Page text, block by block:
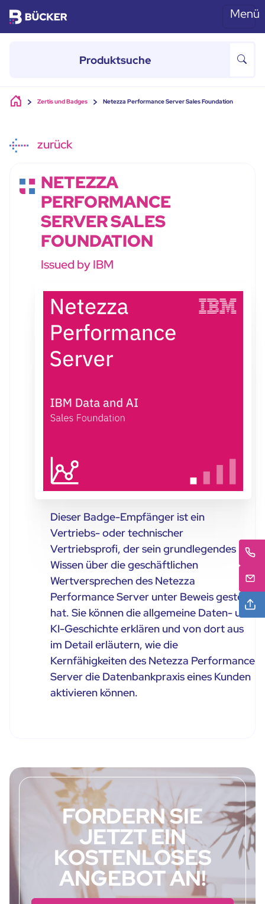
Skip to main content Menü
Zertis und Badges Netezza Performance Server Sales Foundation
zurück
NETEZZA
PERFORMANCE
SERVER SALES
FOUNDATION
Issued by IBM
Dieser Badge-Empfänger ist ein
Vertriebs- oder technischer
Vertriebsprofi, der sein grundlegendes
Wissen über die geschäftlichen
Wertversprechen des Netezza
Performance Server unter Beweis gestellt
hat. Sie können die allgemeine Daten- und
KI-Geschichte erklären und von dort aus
im Detail erläutern, wie die
Kernfähigkeiten des Netezza Performance
Server die Datenbankpraxis eines Kunden
aktivieren können.
FORDERN SIE
JETZT EIN
KOSTENLOSES
ANGEBOT AN!